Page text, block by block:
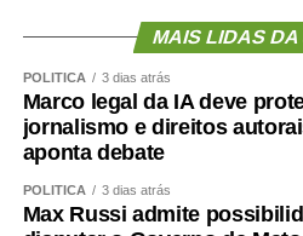
MAIS LIDAS DA
POLÍTICA 3 dias atrás
Marco legal da IA deve
jornalismo e direitos
aponta debate
POLÍTICA 3 dias atrás
Max Russi admite